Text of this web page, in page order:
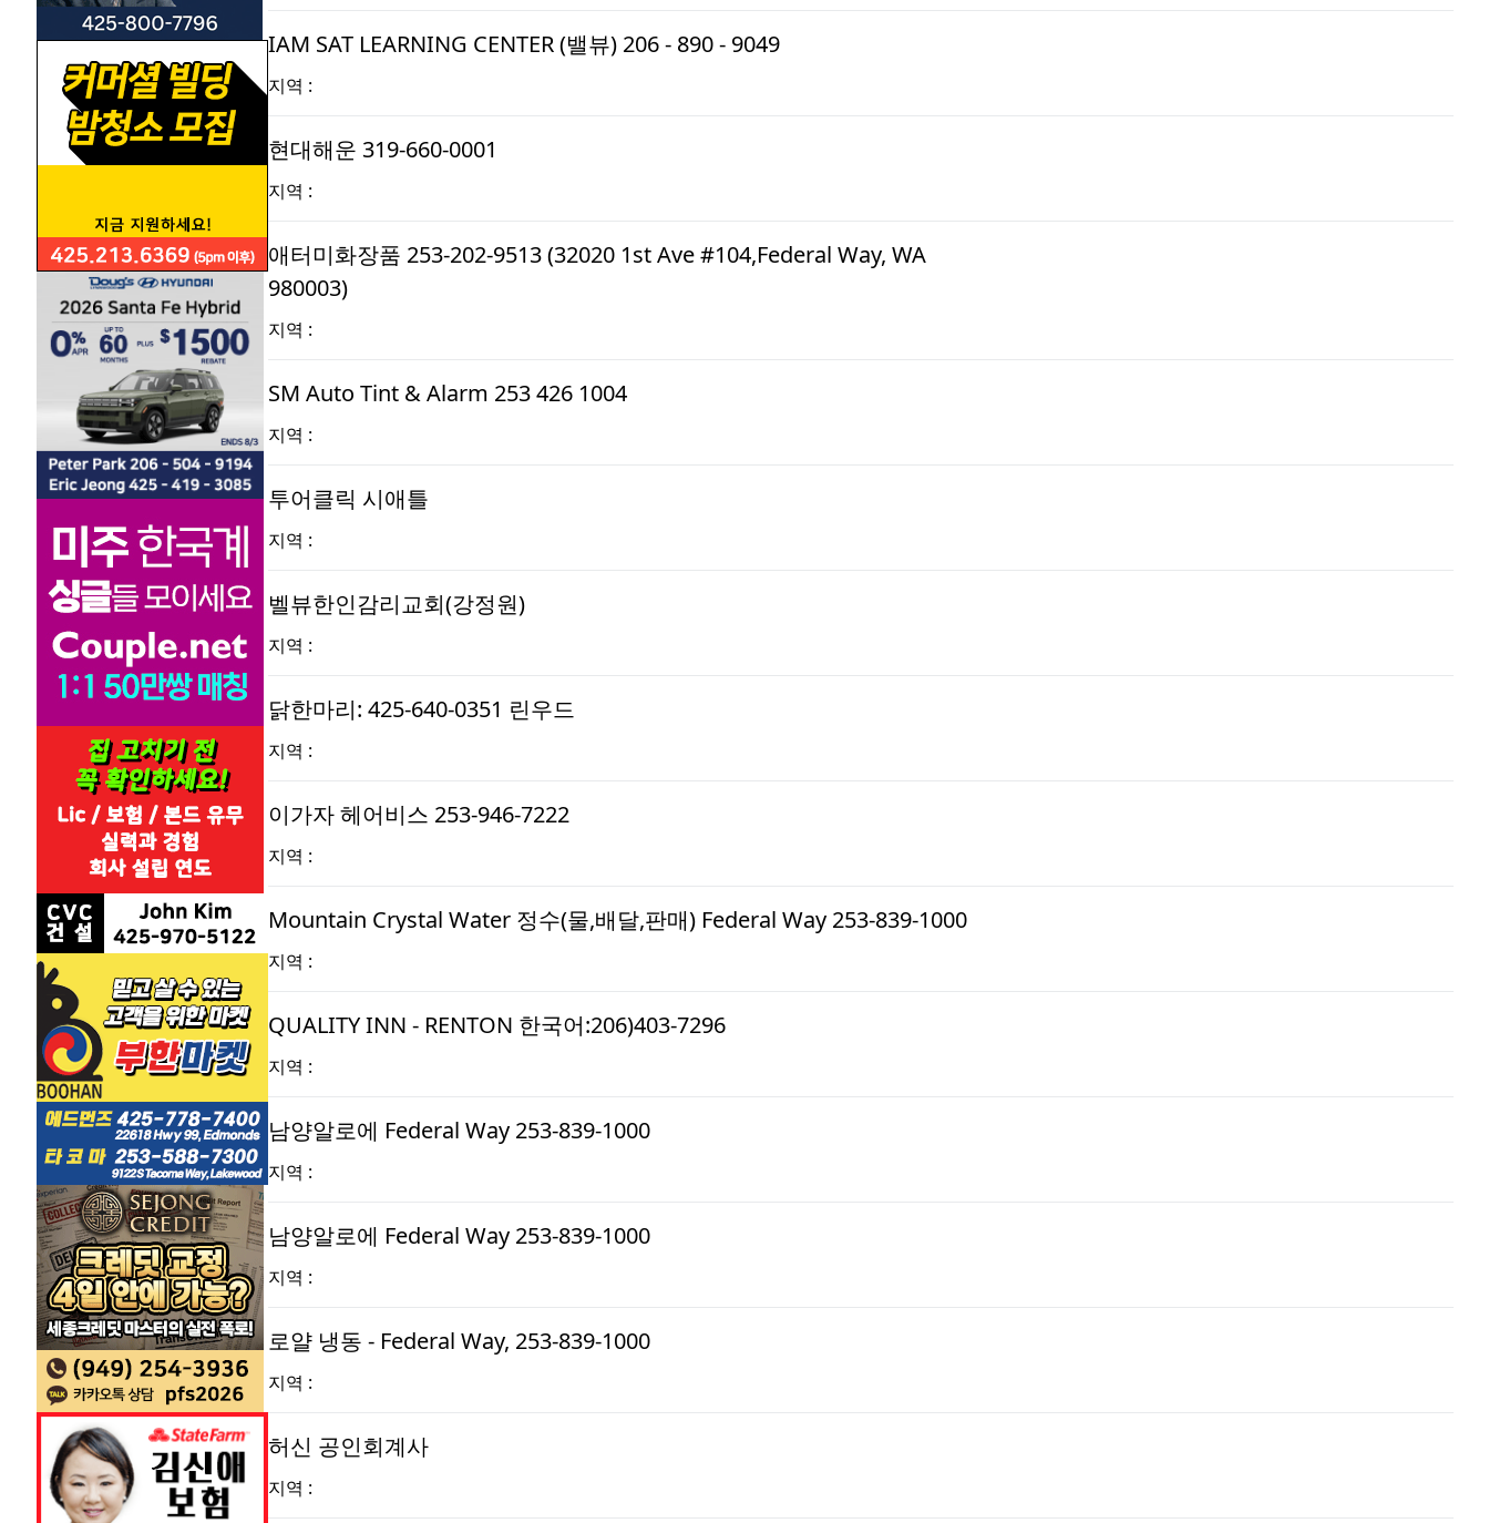
IAM SAT LEARNING CENTER (밸뷰) 206 - 890 - 9049
지역 :
현대해운 319-660-0001
지역 :
애터미화장품 253-202-9513 (32020 1st Ave #104,Federal Way, WA
980003)
지역 :
SM Auto Tint & Alarm 253 426 1004
지역 :
투어클릭 시애틀
지역 :
벨뷰한인감리교회(강정원)
지역 :
닭한마리: 425-640-0351 린우드
지역 :
이가자 헤어비스 253-946-7222
지역 :
Mountain Crystal Water 정수(물,배달,판매) Federal Way 253-839-1000
지역 :
QUALITY INN - RENTON 한국어:206)403-7296
지역 :
남양알로에 Federal Way 253-839-1000
지역 :
남양알로에 Federal Way 253-839-1000
지역 :
로얄 냉동 - Federal Way, 253-839-1000
지역 :
허신 공인회계사
지역 :